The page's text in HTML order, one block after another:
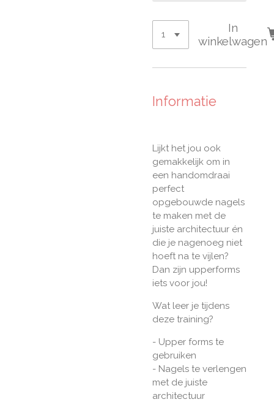
In
winkelwagen
Informatie
Lijkt het jou ook
gemakkelijk om in
een handomdraai
perfect
opgebouwde nagels
te maken met de
juiste architectuur én
die je nagenoeg niet
hoeft na te vijlen?
Dan zijn upperforms
iets voor jou!
Wat leer je tijdens
deze training?
- Upper forms te
gebruiken
- Nagels te verlengen
met de juiste
architectuur